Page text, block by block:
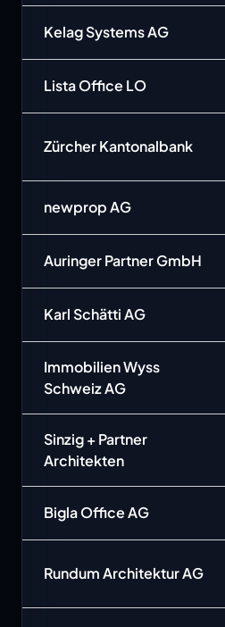
Kelag Systems AG
Lista Office LO
Zürcher Kantonalbank
newprop AG
Auringer Partner GmbH
Karl Schätti AG
Immobilien Wyss
Schweiz AG
Sinzig + Partner
Architekten
Bigla Office AG
Rundum Architektur AG